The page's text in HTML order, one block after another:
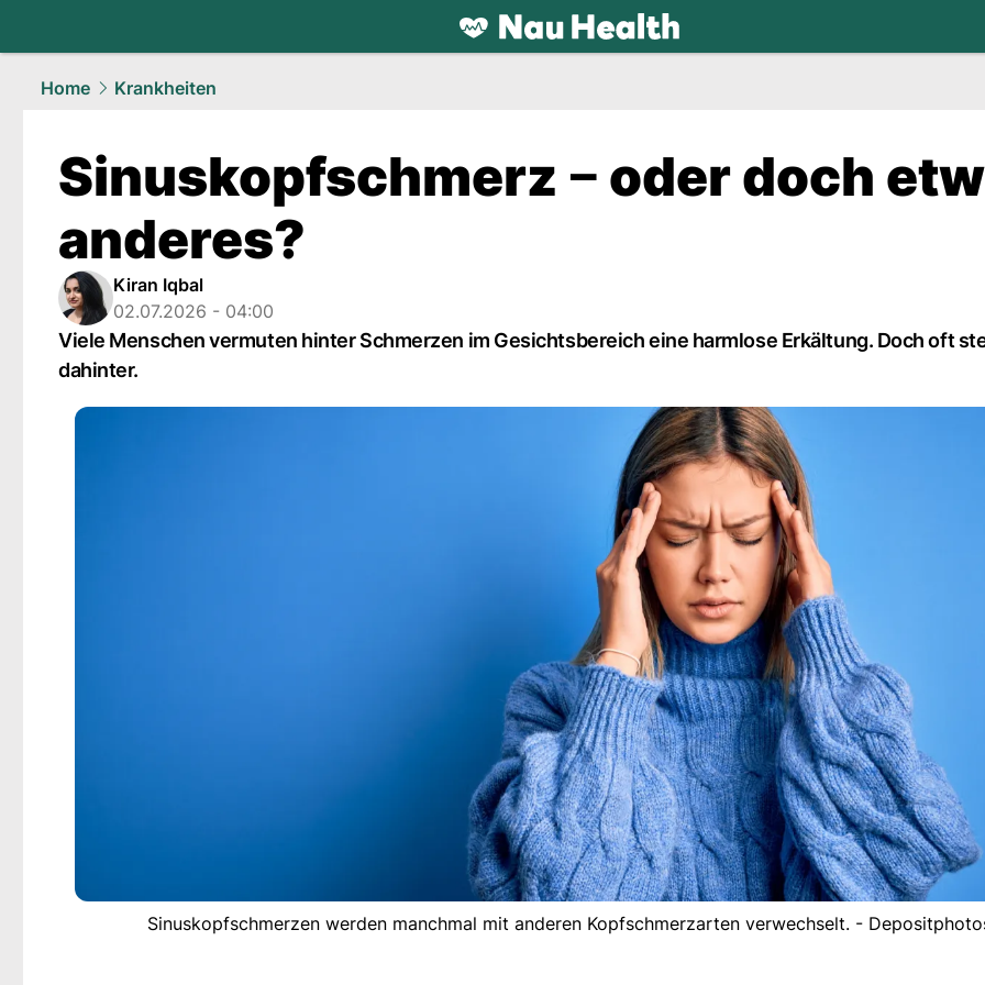
health.NAU.ch
Home
Krankheiten
Sinuskopfschmerz ‒ oder doch
anderes?
Kiran Iqbal
02.07.2026 - 04:00
Viele Menschen vermuten hinter Schmerzen im Gesichtsbereich eine harmlose Erkältung. Doch oft
dahinter.
Sinuskopfschmerzen werden manchmal mit anderen Kopfschmerzarten verwechselt. -